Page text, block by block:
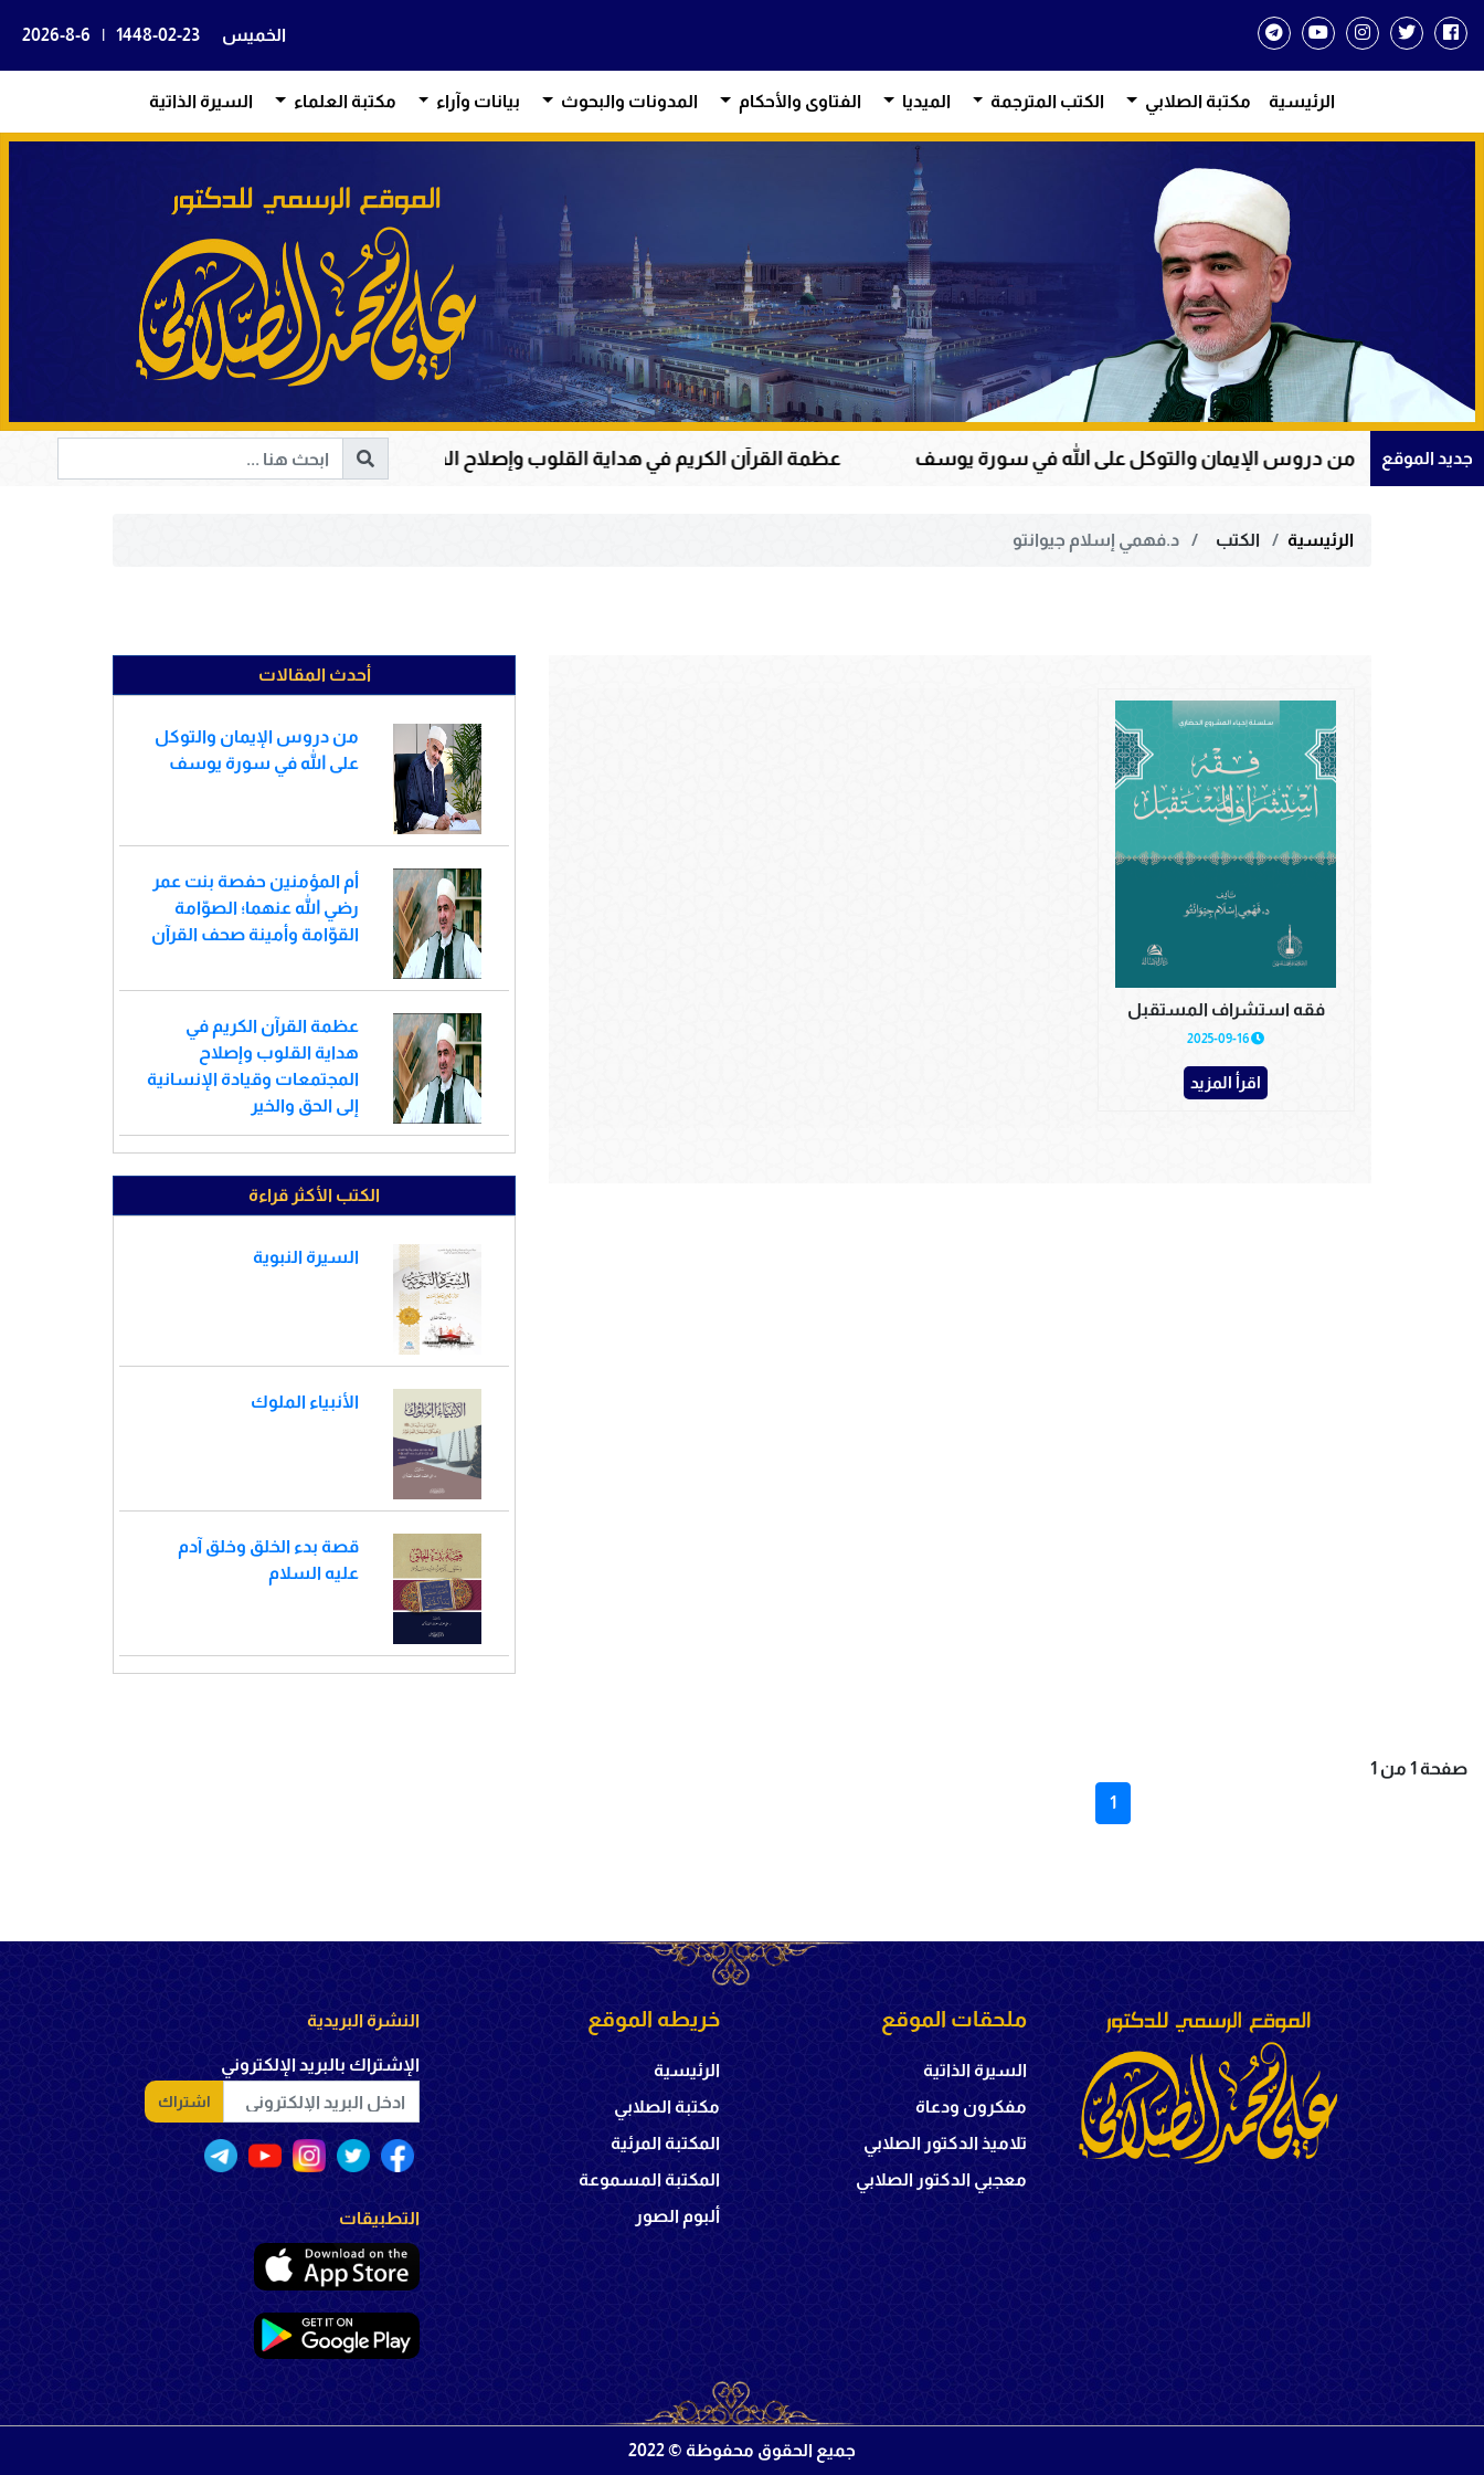
الخميس 1448-02-23
|
2026-8-6
الرئيسية مكتبة الصلابي الكتب المترجمة الميديا الفتاوى والأحكام المدونات والبحوث بيانات وآراء مكتبة العلماء السيرة الذاتية
جديد الموقع
من دروس الإيمان والتوكل على الله في سورة يوسف عظمة القرآن الكريم في هداية القلوب وإصلاح المجتمعات وقيادة الإنسانية إلى الحق والخير
الرئيسية الكتب د.فهمي إسلام جيوانتو
فقه استشراف المستقبل
2025-09-16
اقرأ المزيد
أحدث المقالات
من دروس الإيمان والتوكل
على الله في سورة يوسف
أم المؤمنين حفصة بنت عمر
رضي الله عنهما؛ الصوّامة
القوّامة وأمينة صحف القرآن
عظمة القرآن الكريم في
هداية القلوب وإصلاح
المجتمعات وقيادة الإنسانية
إلى الحق والخير
الكتب الأكثر قراءة
السيرة النبوية
الأنبياء الملوك
قصة بدء الخلق وخلق آدم
عليه السلام
صفحة 1 من 1
1
ملحقات الموقع
السيرة الذاتية
مفكرون ودعاة
تلاميذ الدكتور الصلابي
معجبي الدكتور الصلابي
خريطه الموقع
الرئيسية
مكتبة الصلابي
المكتبة المرئية
المكتبة المسموعة
ألبوم الصور
النشرة البريدية
الإشتراك بالبريد الإلكتروني
اشتراك
التطبيقات
جميع الحقوق محفوظة © 2022